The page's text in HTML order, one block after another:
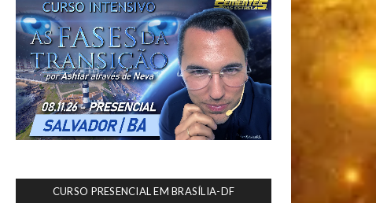
CURSO PRESENCIAL EM BRASÍLIA-DF